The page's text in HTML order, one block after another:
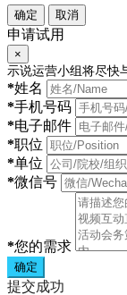
确定 取消
申请试用
×
示说运营小组将尽快
*姓名
*手机号码
*电子邮件
*职位
*单位
*微信号
*您的需求
确定
提交成功